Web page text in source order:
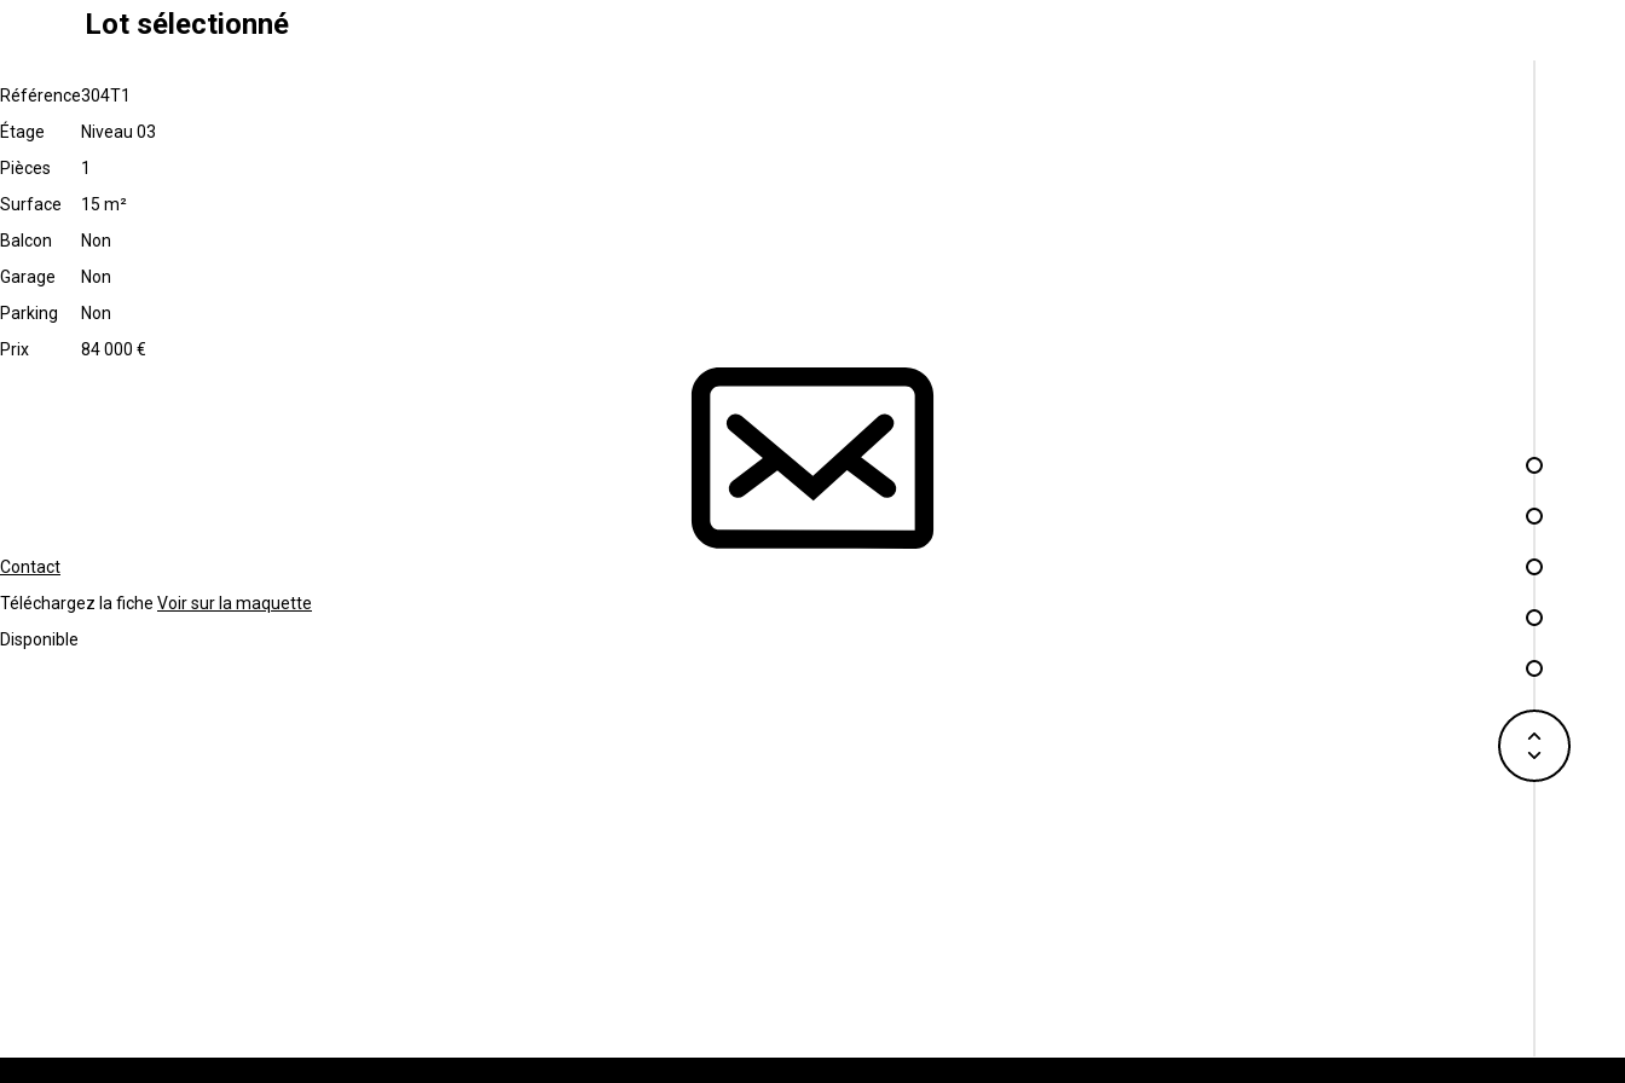
Lot sélectionné
Référence304T1
Étage
Niveau 03
Pièces
1
Surface
15 m²
Balcon
Non
Garage
Non
Parking
Non
Prix
84 000 €
Contact
Téléchargez la fiche Voir sur la maquette
Disponible